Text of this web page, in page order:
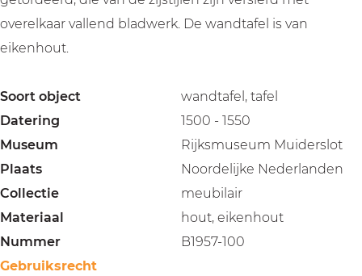
overelkaar vallend bladwerk. De wandtafel is van
eikenhout.
Soort object
wandtafel, tafel
Datering
1500 - 1550
Museum
Rijksmuseum Muiderslot
Plaats
Noordelijke Nederlanden
Collectie
meubilair
Materiaal
hout, eikenhout
Nummer
B1957-100
Gebruiksrecht